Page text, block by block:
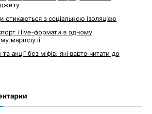
стикаються з соціальною ізоляцією
і live-формати в одному
маршруті
акції без міфів, які варто читати до